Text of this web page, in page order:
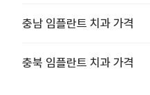
충남 임플란트 치과 가격
충북 임플란트 치과 가격